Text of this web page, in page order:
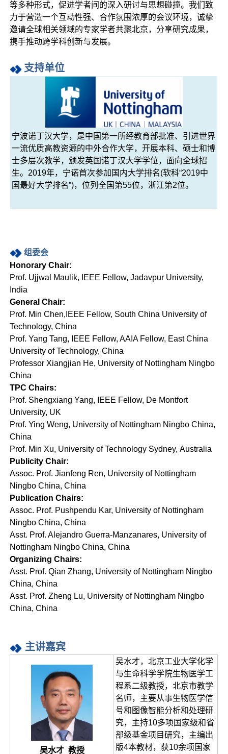
等多种形式，促进学者间的深入研讨与思想碰撞。我们致
力于营造一个互动性强、合作氛围浓厚的会议环境，诚挚
邀请全球相关领域的专家学者共聚北京，分享研究成果，
携手推动跨学科创新与发展。
支持单位
宁波诺丁汉大学，是中国第一所经教育部批准、引进世界
一流优质高教资源的中外合作大学，开展本科、硕士和博
士多层次教学，颁发英国诺丁汉大学学位，面向全球招
生。2019年，宁诺首次参加国内大学排名(软科“2019中
国最好大学排名”)，位列全国第55位，浙江第2位。
组委会
Honorary Chair:
Prof. Ujjwal Maulik, IEEE Fellow, Jadavpur University,
India
General Chair:
Prof. Min Chen,IEEE Fellow, South China University of
Technology, China
Prof. Yang Tang, IEEE Fellow, AAIA Fellow, East China
University of Technology, China
Professor Xiangjian He, University of Nottingham Ningbo
China
TPC Chairs:
Prof. Shengxiang Yang, IEEE Fellow, De Montfort
University, UK
Prof. Ying Weng, University of Nottingham Ningbo China,
China
Prof. Min Xu, University of Technology Sydney, Australia
Publicity Chair:
Assoc. Prof. Jianfeng Ren, University of Nottingham
Ningbo China, China
Publication Chairs:
Assoc. Prof. Pushpendu Kar, University of Nottingham
Ningbo China, China
Asst. Prof. Alejandro Guerra-Manzanares, University of
Nottingham Ningbo China, China
Organizing Chairs:
Asst. Prof. Qian Zhang, University of Nottingham Ningbo
China, China
Asst. Prof. Zheng Lu, University of Nottingham Ningbo
China, China
主讲嘉宾
吴水才 教授
吴水才，北京工业大学化学
与生命科学学院生物医学工
程系二级教授，北京市教学
名师，主要从事生物医学信
号和图像智能分析和处理研
究，主持10多项国家级和省
部级基金项目研究，主编出
版4本教材，获10余项国家